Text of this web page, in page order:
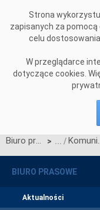
Strona
zapisanych za
celu
W przeglądarce
dotyczące cookies.
Biuro prasowe >
BIURO PRASOWE
Aktualności